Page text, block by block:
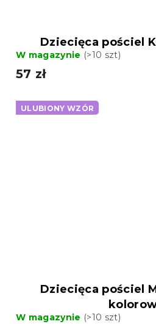
Dziecięca pościel
W magazynie (>10 szt)
57 zł
ULUBIONY WZÓR
Dziecięca pościel
W magazynie (>10 szt)